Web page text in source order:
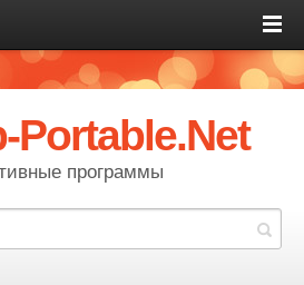
Portable.Net
программы